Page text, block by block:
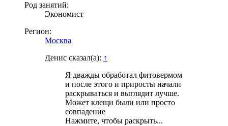
Род занятий:
Экономист
Регион:
Москва
Денис сказал(а): ↑
Я дважды обработал фитовермом
и после этого и приросты начали
раскрываться и выглядит лучше.
Может клещи были или просто
совпадение ‍
Нажмите, чтобы раскрыть...